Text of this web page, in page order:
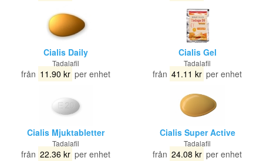
Cialis Daily
Tadalafil
från 11.90 kr per enhet
Cialis Gel
Tadalafil
från 41.11 kr per enhet
Cialis Mjuktabletter
Tadalafil
från 22.36 kr per enhet
Cialis Super Active
Tadalafil
från 24.08 kr per enhet